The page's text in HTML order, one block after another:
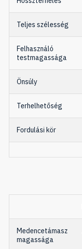
Teljes szélesség
Felhasználó
testmagassága
Önsúly
Terhelhetőség
Fordulási kör
Medencetámasz
magassága